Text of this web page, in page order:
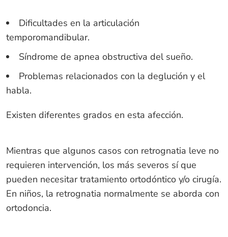
Dificultades en la articulación
temporomandibular.
Síndrome de apnea obstructiva del sueño.
Problemas relacionados con la deglución y el
habla.
Existen diferentes grados en esta afección.
Mientras que algunos casos con retrognatia leve no
requieren intervención, los más severos sí que
pueden necesitar tratamiento ortodóntico y/o cirugía.
En niños, la retrognatia normalmente se aborda con
ortodoncia.